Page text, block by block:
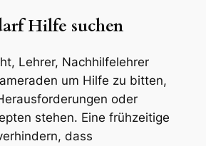
Hilfe suchen
Lehrer, Nachhilfelehrer
um Hilfe zu bitten,
oder
stehen. Eine frühzeitige
dass